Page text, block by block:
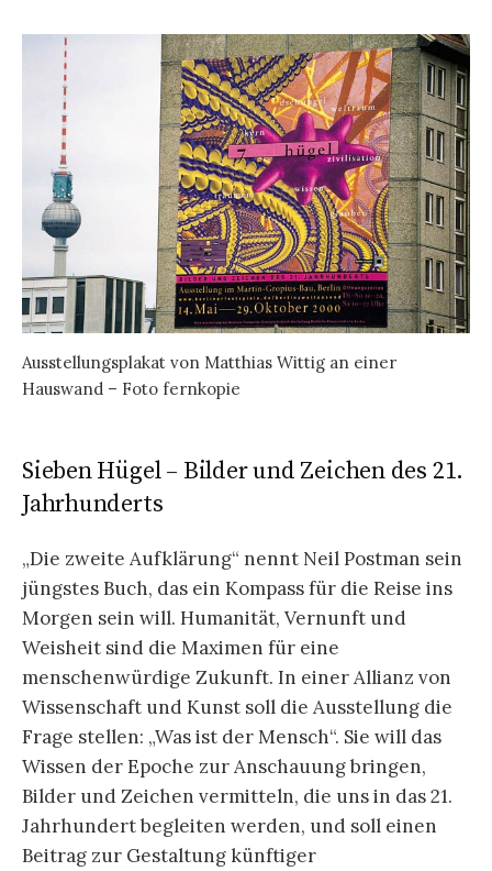
Ausstellungsplakat von Matthias Wittig an einer
Hauswand – Foto fernkopie
Sieben Hügel – Bilder und Zeichen des 21.
Jahrhunderts
„Die zweite Aufklärung“ nennt Neil Postman sein
jüngstes Buch, das ein Kompass für die Reise ins
Morgen sein will. Humanität, Vernunft und
Weisheit sind die Maximen für eine
menschenwürdige Zukunft. In einer Allianz von
Wissenschaft und Kunst soll die Ausstellung die
Frage stellen: „Was ist der Mensch“. Sie will das
Wissen der Epoche zur Anschauung bringen,
Bilder und Zeichen vermitteln, die uns in das 21.
Jahrhundert begleiten werden, und soll einen
Beitrag zur Gestaltung künftiger